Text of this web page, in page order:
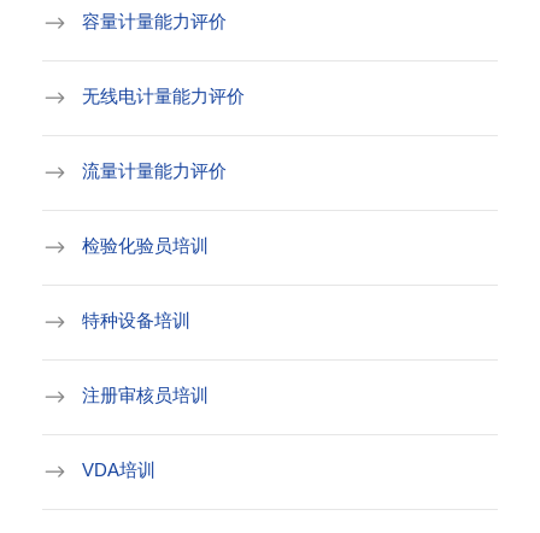
容量计量能力评价
无线电计量能力评价
流量计量能力评价
检验化验员培训
特种设备培训
注册审核员培训
VDA培训